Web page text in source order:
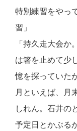
特別練習をやっ
習」
「持久走大会
は箸を止めて少
憶を探っていた
月といえば、月
しれん。石井の
予定日とかぶる